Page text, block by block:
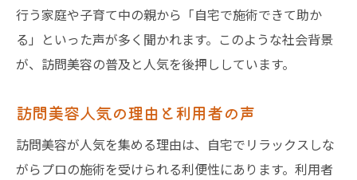
行う家庭や子育て中の親から「自宅で施術できて助か
る」といった声が多く聞かれます。このような社会背景
が、訪問美容の普及と人気を後押ししています。
訪問美容人気の理由と利用者の声
訪問美容が人気を集める理由は、自宅でリラックスしな
がらプロの施術を受けられる利便性にあります。利用者